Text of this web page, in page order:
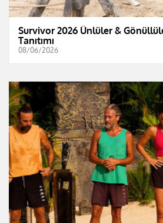
Survivor 2026 Ünlüler &
Tanıtımı
08/06/2026